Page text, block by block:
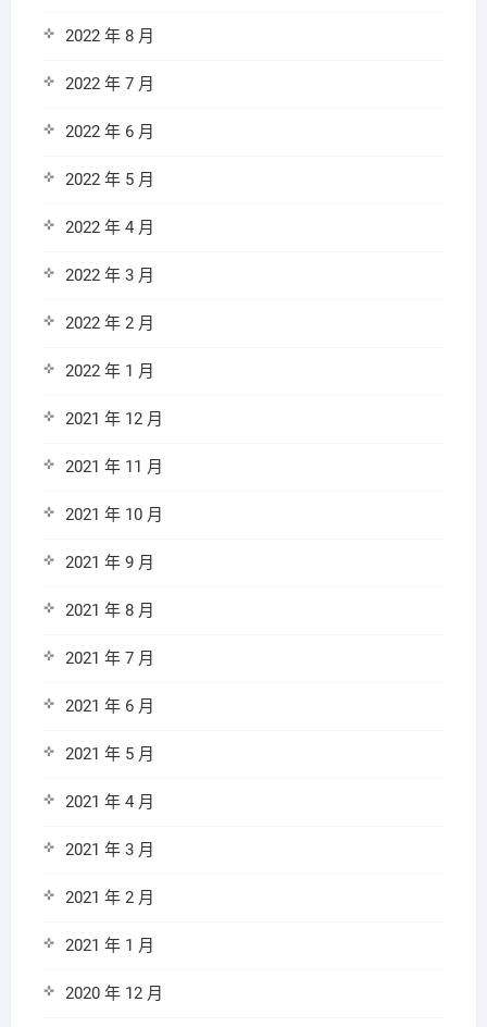
2022 年 8 月
2022 年 7 月
2022 年 6 月
2022 年 5 月
2022 年 4 月
2022 年 3 月
2022 年 2 月
2022 年 1 月
2021 年 12 月
2021 年 11 月
2021 年 10 月
2021 年 9 月
2021 年 8 月
2021 年 7 月
2021 年 6 月
2021 年 5 月
2021 年 4 月
2021 年 3 月
2021 年 2 月
2021 年 1 月
2020 年 12 月